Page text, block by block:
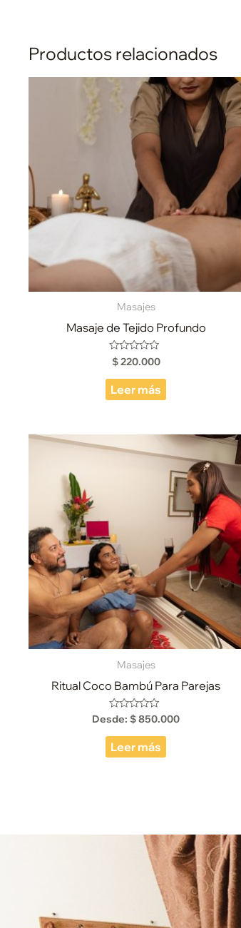
Productos relacionados
Masajes
Masaje de Tejido Profundo
Valorado
con
0
de
5
$220.000
Leer más
Masajes
Ritual Coco Bambú Para Parejas
Valorado
con
0
de
5
Desde: $850.000
Leer más